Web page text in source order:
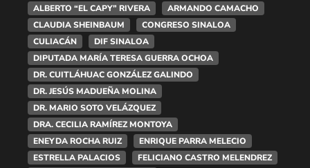
ALBERTO “EL CAPY” RIVERA
ARMANDO CAMACHO
CLAUDIA SHEINBAUM
CONGRESO SINALOA
CULIACÁN
DIF SINALOA
DIPUTADA MARÍA TERESA GUERRA OCHOA
DR. CUITLÁHUAC GONZÁLEZ GALINDO
DR. JESÚS MADUEÑA MOLINA
DR. MARIO SOTO VELÁZQUEZ
DRA. CECILIA RAMÍREZ MONTOYA
ENEYDA ROCHA RUIZ
ENRIQUE PARRA MELECIO
ESTRELLA PALACIOS
FELICIANO CASTRO MELENDREZ